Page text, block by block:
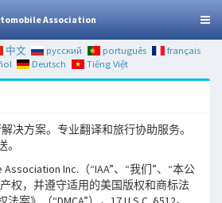
Association
中文 русский português
français
Deutsch Tiếng Việt
决方案。专业翻译和旅行协助服务。
Inc.（“IAA”、“我们”、“本公
权，并遵守适用的美国版权和商标法